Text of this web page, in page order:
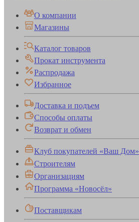
О компании
Магазины
Каталог товаров
Прокат инструмента
Распродажа
Избранное
Доставка и подъем
Способы оплаты
Возврат и обмен
Клуб покупателей «Ваш Дом»
Строителям
Организациям
Программа «Новосёл»
Поставщикам